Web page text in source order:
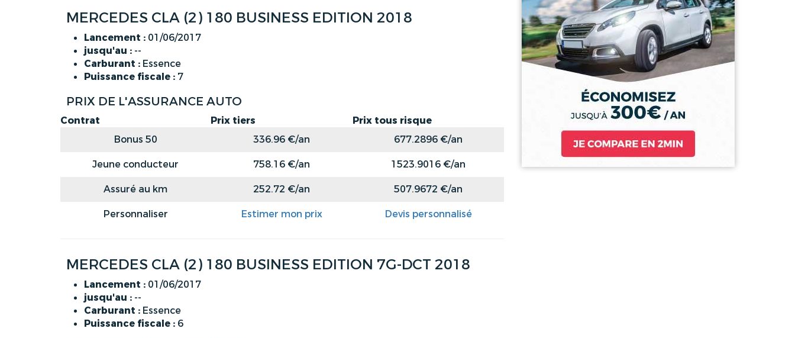
MERCEDES CLA (2) 180 BUSINESS EDITION 2018
Lancement : 01/06/2017
jusqu'au : --
Carburant : Essence
Puissance fiscale : 7
PRIX DE L'ASSURANCE AUTO
Contrat Prix tiers
Prix tous risque
Bonus 50
336.96 €/an
677.2896 €/an
Jeune conducteur
758.16 €/an
1523.9016 €/an
Assuré au km
252.72 €/an
507.9672 €/an
Personnaliser
Estimer mon prix Devis personnalisé
MERCEDES CLA (2) 180 BUSINESS EDITION 7G-DCT 2018
Lancement : 01/06/2017
jusqu'au : --
Carburant : Essence
Puissance fiscale : 6